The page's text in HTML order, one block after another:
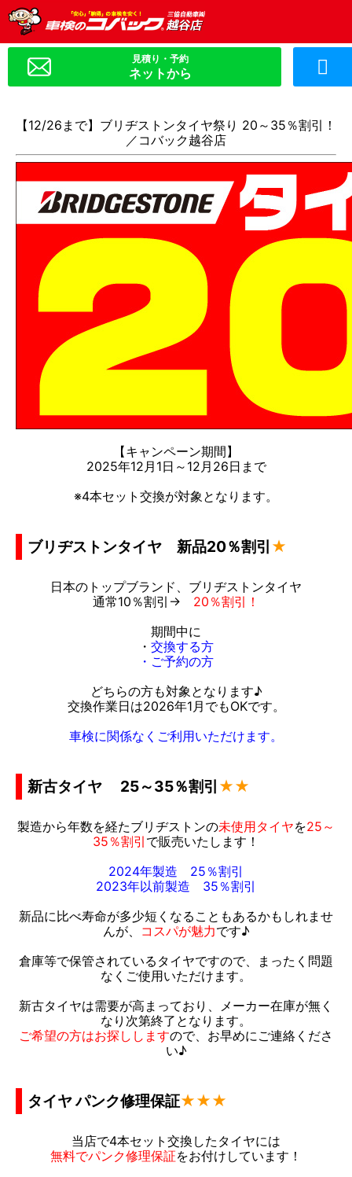
ネットから
【12/26まで】ブリヂストンタイヤ祭り 20～35％割引！
／コバック越谷店
【キャンペーン期間】
2025年12月1日～12月26日まで
※4本セット交換が対象となります。
ブリヂストンタイヤ 新品20％割引 ★
日本のトップブランド、ブリヂストンタイヤ
通常10％割引→ 20％割引！
期間中に
・ 交換する方
・ご予約の方
どちらの方も対象となります♪
交換作業日は2026年1月でもOKです。
車検に関係なくご利用いただけます。
新古タイヤ 25～35％割引 ★★
製造から年数を経たブリヂストンの未使用タイヤを25～
35％割引 で販売いたします！
2024年製造 25％割引
2023年以前製造 35％割引
新品に比べ寿命が多少短くなることもあるかもしれませ
んが、
コスパが魅力です♪
倉庫等で保管されているタイヤですので、まったく問題
なくご使用いただけます。
新古タイヤは需要が高まっており、メーカー在庫が無く
なり次第終了となります。
ご希望の方はお探ししますので、お早めにご連絡くださ
い♪
タイヤ パンク修理保証★★★
当店で4本セット交換したタイヤには
無料でパンク修理保証をお付けしています！